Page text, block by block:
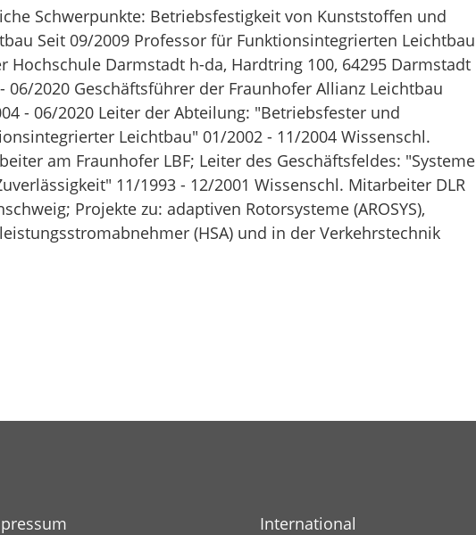
Schwerpunkte: Betriebsfestigkeit von Kunststoffen und
Seit 09/2009 Professor für Funktionsintegrierten Leichtbau
Hochschule Darmstadt h-da, Hardtring 100, 64295 Darmstadt
06/2020 Geschäftsführer der Fraunhofer Allianz Leichtbau
- 06/2020 Leiter der Abteilung: "Betriebsfester und
Leichtbau" 01/2002 - 11/2004 Wissenschl.
am Fraunhofer LBF; Leiter des Geschäftsfeldes: "Systeme
11/1993 - 12/2001 Wissenschl. Mitarbeiter DLR
Projekte zu: adaptiven Rotorsysteme (AROSYS),
(HSA) und in der Verkehrstechnik
International